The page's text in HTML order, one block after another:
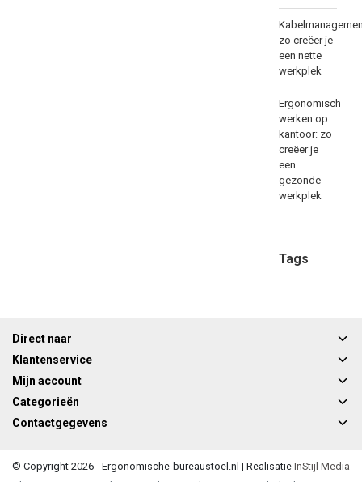
zo creëer je
een nette
werkplek
Ergonomisch
werken op
kantoor: zo
creëer je
een
gezonde
werkplek
Tags
Direct naar
Klantenservice
Mijn account
Categorieën
Contactgegevens
© Copyright 2026 - Ergonomische-bureaustoel.nl | Realisatie InStijl Media